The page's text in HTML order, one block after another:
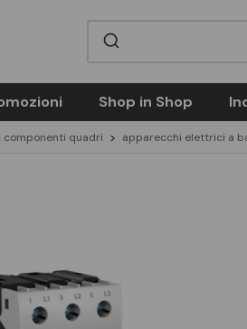
Shop in Shop
componenti quadri apparecchi elettrici a